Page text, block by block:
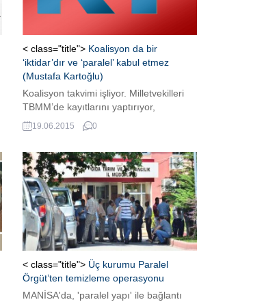
< class="title"> Koalisyon da bir
‘iktidar’dır ve ‘paralel’ kabul etmez
(Mustafa Kartoğlu)
Koalisyon takvimi işliyor. Milletvekilleri
TBMM’de kayıtlarını yaptırıyor,
rozetlerini takarak Ankara’yı tanımaya
çıkıyorlar. Gazeteciler de ‘milletvekili
yerde bir çay içip çevrede tanıdık sima
arıyorlar. Daha deneyimlileri, ‘kritik
isimlerle’ gözden uzak mekanlarda son
değerlendirmeleri alıyor… Yani her
gazetecinin bir ‘kulis alışı’ var… Bu
arada hükümet kurma süreci...
19.06.2015 0
< class="title"> Üç kurumu Paralel
Örgüt’ten temizleme operasyonu
MANİSA'da, 'paralel yapı' ile bağlantı